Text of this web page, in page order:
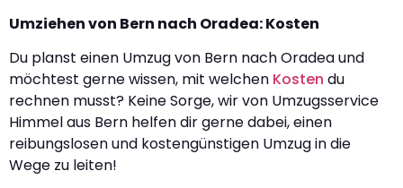
Umziehen von Bern nach Oradea: Kosten
Du planst einen Umzug von Bern nach Oradea und
möchtest gerne wissen, mit welchen Kosten du
rechnen musst? Keine Sorge, wir von Umzugsservice
Himmel aus Bern helfen dir gerne dabei, einen
reibungslosen und kostengünstigen Umzug in die
Wege zu leiten!